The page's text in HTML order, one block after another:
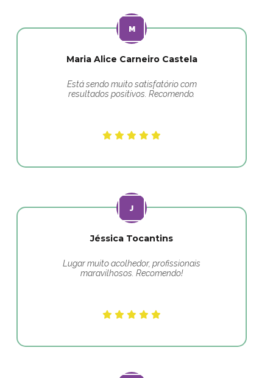
Maria Alice Carneiro Castela
Está sendo muito satisfatório com
resultados positivos. Recomendo.
Jéssica Tocantins
Lugar muito acolhedor, profissionais
maravilhosos. Recomendo!